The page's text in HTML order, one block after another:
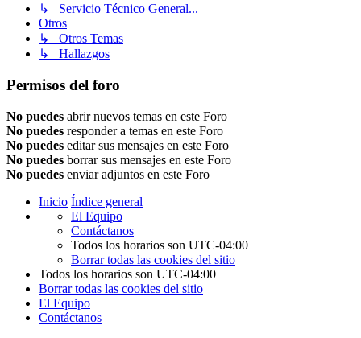
↳ Servicio Técnico General...
Otros
↳ Otros Temas
↳ Hallazgos
Permisos del foro
No puedes abrir nuevos temas en este Foro
No puedes responder a temas en este Foro
No puedes editar sus mensajes en este Foro
No puedes borrar sus mensajes en este Foro
No puedes enviar adjuntos en este Foro
Inicio Índice general
El Equipo
Contáctanos
Todos los horarios son UTC-04:00
Borrar todas las cookies del sitio
Todos los horarios son UTC-04:00
Borrar todas las cookies del sitio
El Equipo
Contáctanos